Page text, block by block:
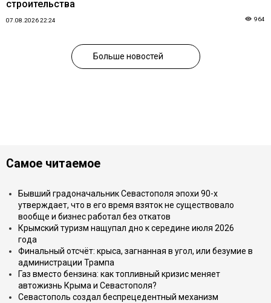
строительства
07.08.2026 22:24 964
Больше новостей
Самое читаемое
Бывший градоначальник Севастополя эпохи 90-х
утверждает, что в его время взяток не существовало
вообще и бизнес работал без откатов
Крымский туризм нащупал дно к середине июля 2026
года
Финальный отсчёт: крыса, загнанная в угол, или безумие в
администрации Трампа
Газ вместо бензина: как топливный кризис меняет
автожизнь Крыма и Севастополя?
Севастополь создал беспрецедентный механизм